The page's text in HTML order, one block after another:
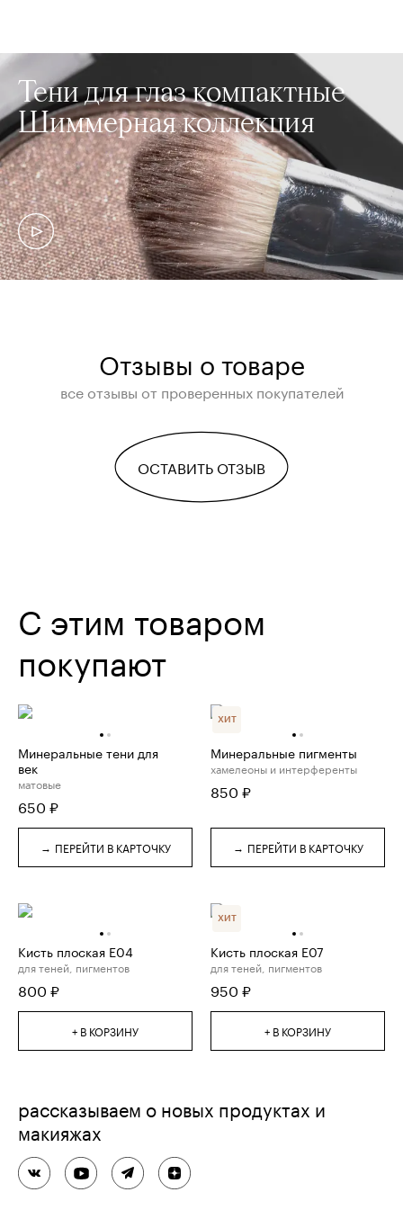
Тени для глаз компактные
Шиммерная коллекция
Отзывы о товаре
все отзывы от проверенных покупателей
ОСТАВИТЬ ОТЗЫВ
С этим товаром
покупают
Минеральные тени для
век
матовые
650 ₽
→ ПЕРЕЙТИ В КАРТОЧКУ
ХИТ
Минеральные пигменты
хамелеоны и интерференты
850 ₽
→ ПЕРЕЙТИ В КАРТОЧКУ
Кисть плоская E04
для теней, пигментов
800 ₽
+ В КОРЗИНУ
ХИТ
Кисть плоская E07
для теней, пигментов
950 ₽
+ В КОРЗИНУ
рассказываем о новых продуктах и
макияжах